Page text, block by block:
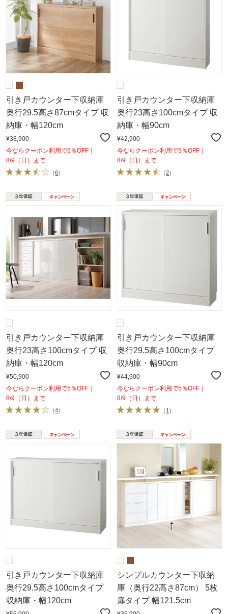
引き戸カウンター下収納庫
奥行29.5高さ87cmタイプ 収
納庫・幅120cm
¥38,900
今ならクーポン利用で5％OFF｜
8/9（日）まで
（6）
引き戸カウンター下収納庫
奥行23高さ100cmタイプ 収
納庫・幅90cm
¥42,900
今ならクーポン利用で5％OFF｜
8/9（日）まで
（2）
引き戸カウンター下収納庫
奥行23高さ100cmタイプ 収
納庫・幅120cm
¥50,900
今ならクーポン利用で5％OFF｜
8/9（日）まで
（4）
引き戸カウンター下収納庫
奥行29.5高さ100cmタイプ
収納庫・幅90cm
¥44,900
今ならクーポン利用で5％OFF｜
8/9（日）まで
（ 1 ）
引き戸カウンター下収納庫
奥行29.5高さ100cmタイプ
収納庫・幅120cm
シンプルカウンター下収納
庫（奥行22高さ87cm） 5枚
扉タイプ 幅121.5cm